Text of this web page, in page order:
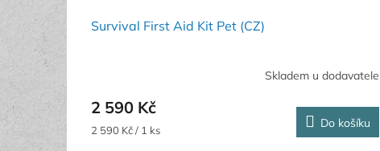
Survival First Aid Kit Pet (CZ)
Skladem u dodavatele
2 590 Kč
Měrná
2 590 Kč / 1 ks Do košíku